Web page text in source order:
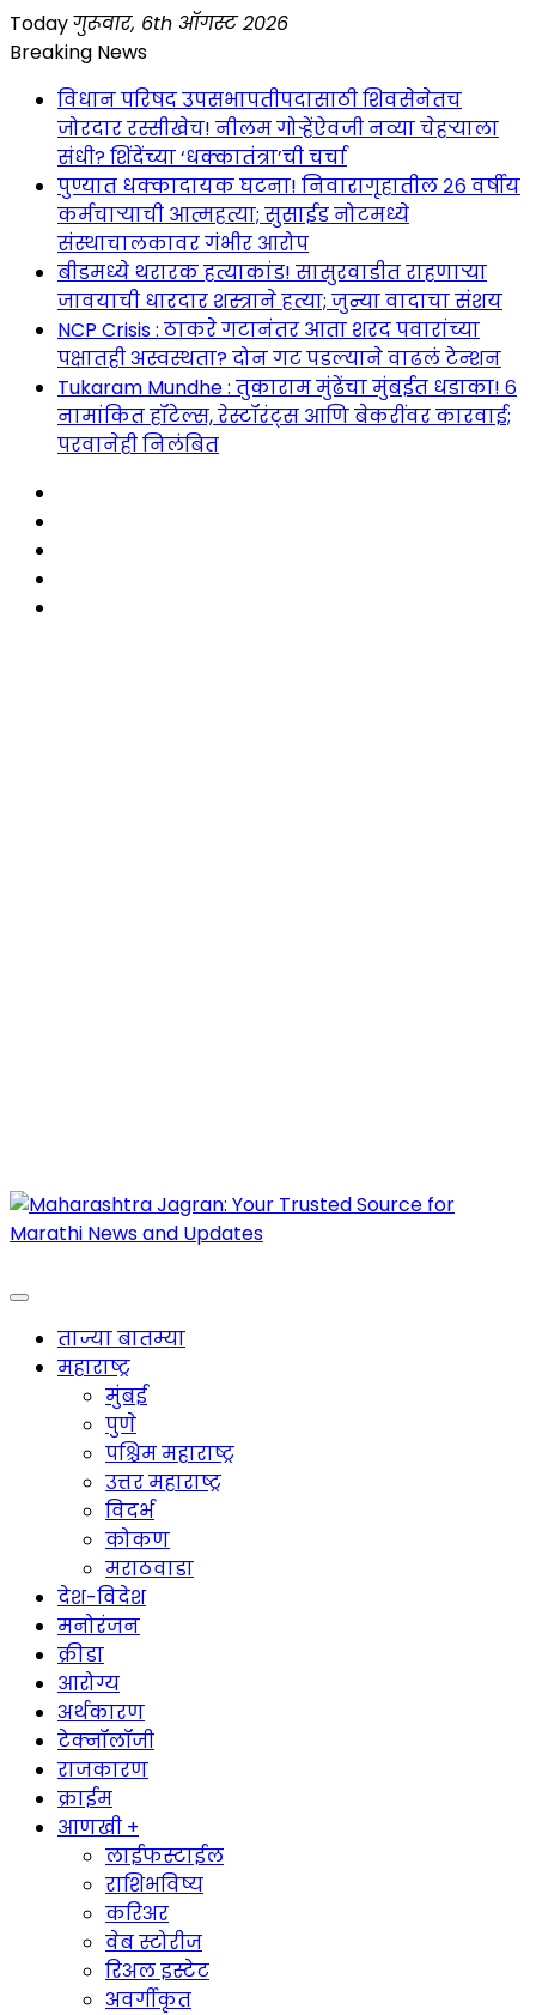
Skip
to
Todayगुरूवार, 6th ऑगस्ट 2026
Breaking News
विधान परिषद उपसभापतीपदासाठी शिवसेनेतच
जोरदार रस्सीखेच! नीलम गोऱ्हेंऐवजी नव्या चेहऱ्याला
संधी? शिंदेंच्या ‘धक्कातंत्रा’ची चर्चा
पुण्यात धक्कादायक घटना! निवारागृहातील २६ वर्षीय
कर्मचाऱ्याची आत्महत्या; सुसाईड नोटमध्ये
संस्थाचालकावर गंभीर आरोप
बीडमध्ये थरारक हत्याकांड! सासुरवाडीत राहणाऱ्या
जावयाची धारदार शस्त्राने हत्या; जुन्या वादाचा संशय
NCP Crisis : ठाकरे गटानंतर आता शरद पवारांच्या
पक्षातही अस्वस्थता? दोन गट पडल्याने वाढलं टेन्शन
Tukaram Mundhe : तुकाराम मुंढेंचा मुंबईत धडाका! ६
नामांकित हॉटेल्स, रेस्टॉरंट्स आणि बेकरींवर कारवाई;
परवानेही निलंबित
Maharashtra Jagran : Your Trusted Companion
ताज्या बातम्या
महाराष्ट्र
मुंबई
पुणे
पश्चिम महाराष्ट्र
उत्तर महाराष्ट्र
विदर्भ
कोकण
मराठवाडा
देश-विदेश
मनोरंजन
क्रीडा
आरोग्य
अर्थकारण
टेक्नॉलॉजी
राजकारण
क्राईम
आणखी +
लाईफस्टाईल
राशिभविष्य
करिअर
वेब स्टोरीज
रिअल इस्टेट
अवर्गीकृत